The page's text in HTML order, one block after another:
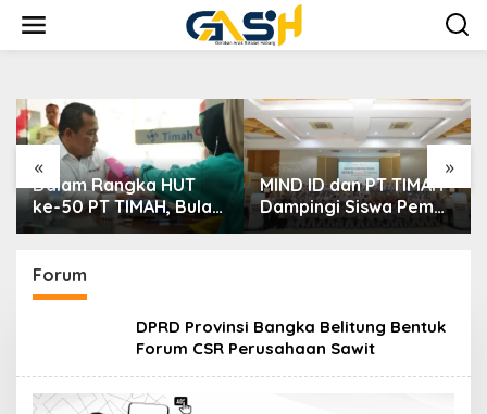
konten
« »
MIND ID dan PT TIMAH
Dampingi Siswa Pemali
Kejar Kampus Impian
PT TIMAH Berikan
Bantuan Biaya
Pengobatan Bayi di
Forum
DPRD Provinsi Bangka Belitung Bentuk
Forum CSR Perusahaan Sawit